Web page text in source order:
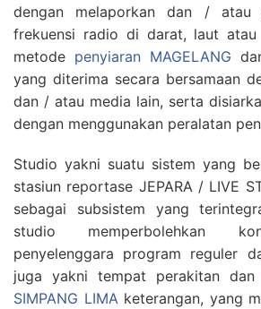
dengan melaporkan dan / atau
frekuensi radio di darat, laut atau
metode penyiaran MAGELANG
yang diterima secara bersamaan
dan / atau media lain, serta
dengan menggunakan peralatan
Studio yakni suatu sistem yang
stasiun reportase JEPARA / LIVE
sebagai subsistem yang
studio memperbolehkan
penyelenggara program reguler
juga yakni tempat perakitan dan
SIMPANG LIMAketerangan, yang